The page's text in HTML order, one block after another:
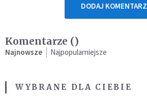
DODAJ KOMENTARZ
Komentarze ()
Najnowsze Najpopularniejsze
WYBRANE DLA CIEBIE